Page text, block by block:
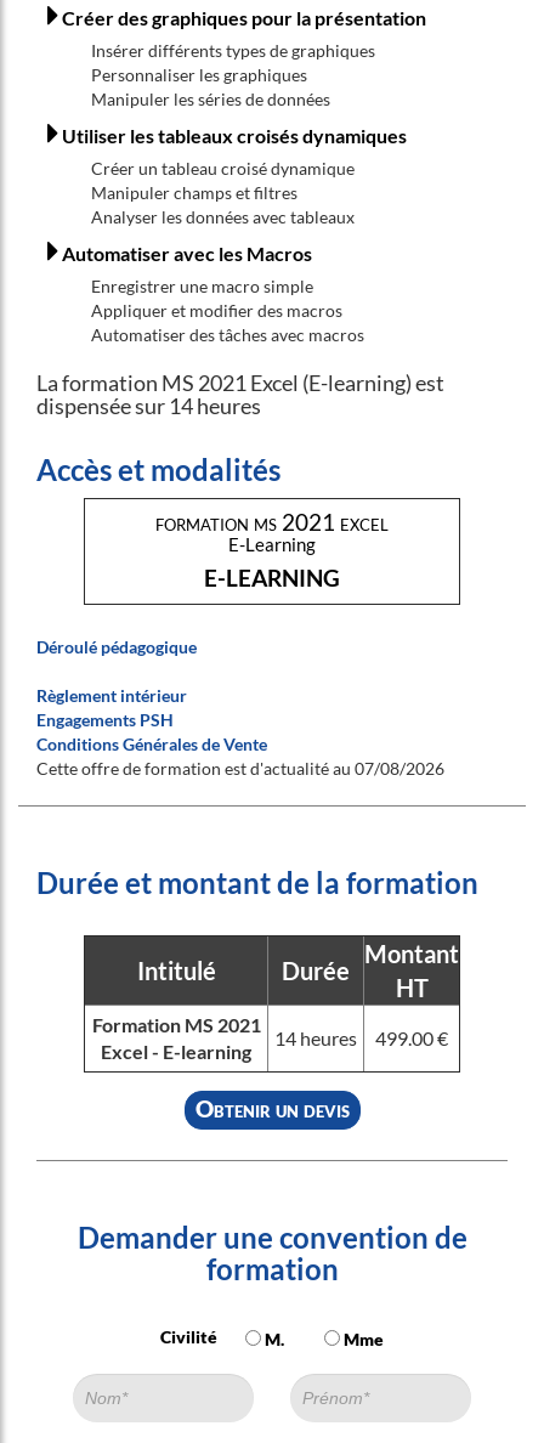
Créer des graphiques pour la présentation
Insérer différents types de graphiques
Personnaliser les graphiques
Manipuler les séries de données
Utiliser les tableaux croisés dynamiques
Créer un tableau croisé dynamique
Manipuler champs et filtres
Analyser les données avec tableaux
Automatiser avec les Macros
Enregistrer une macro simple
Appliquer et modifier des macros
Automatiser des tâches avec macros
La formation MS 2021 Excel (E-learning) est
dispensée sur 14 heures
Accès et modalités
formation ms 2021 excel
E-Learning
E-LEARNING
Déroulé pédagogique
Règlement intérieur
Engagements PSH
Conditions Générales de Vente
Cette offre de formation est d'actualité au 07/08/2026
Durée et montant de la formation
Intitulé Durée
Montant
HT
Formation MS 2021
Excel - E-learning
14 heures 499.00 €
Obtenir un devis
Demander une convention de
formation
Civilité M. Mme